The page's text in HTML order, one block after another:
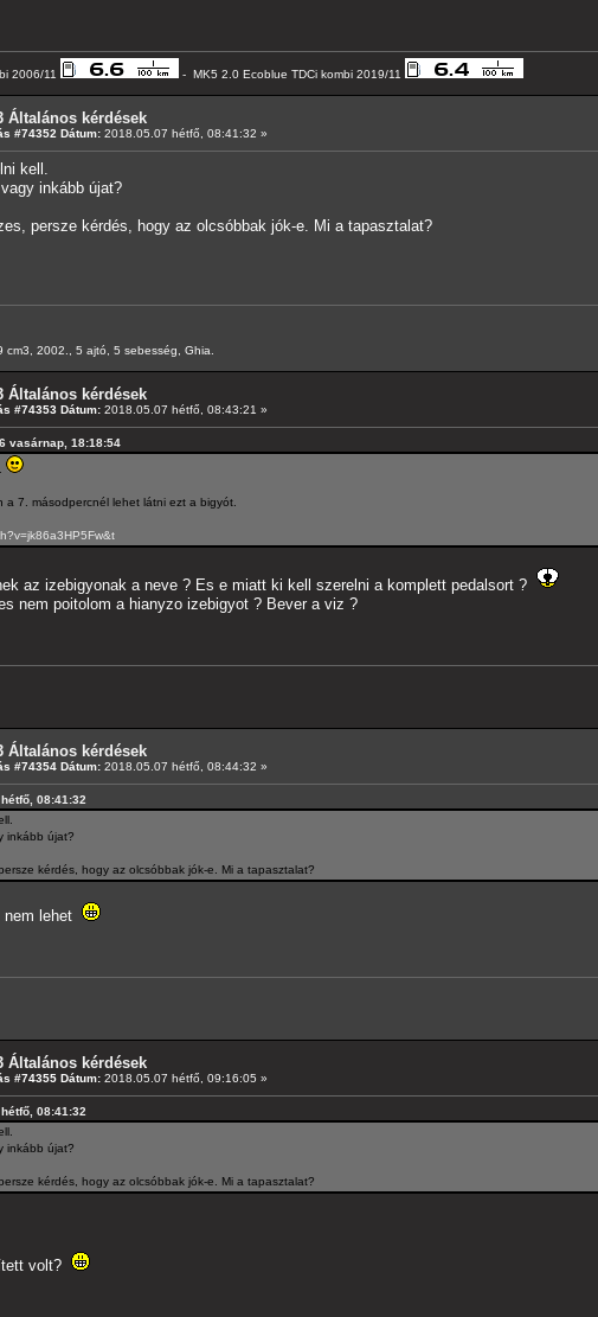
2006/11 - MK5 2.0 Ecoblue TDCi kombi 2019/11
Általános kérdések
#74352 Dátum: 2018.05.07 hétfő, 08:41:32 »
kell.
inkább újat?
persze kérdés, hogy az olcsóbbak jók-e. Mi a tapasztalat?
2002., 5 ajtó, 5 sebesség, Ghia.
Általános kérdések
#74353 Dátum: 2018.05.07 hétfő, 08:43:21 »
vasárnap, 18:18:54
7. másodpercnél lehet látni ezt a bigyót.
az izebigyonak a neve ? Es e miatt ki kell szerelni a komplett pedalsort ?
nem poitolom a hianyzo izebigyot ? Bever a viz ?
Általános kérdések
#74354 Dátum: 2018.05.07 hétfő, 08:44:32 »
08:41:32
inkább újat?
kérdés, hogy az olcsóbbak jók-e. Mi a tapasztalat?
nem lehet
Általános kérdések
#74355 Dátum: 2018.05.07 hétfő, 09:16:05 »
08:41:32
inkább újat?
kérdés, hogy az olcsóbbak jók-e. Mi a tapasztalat?
volt?